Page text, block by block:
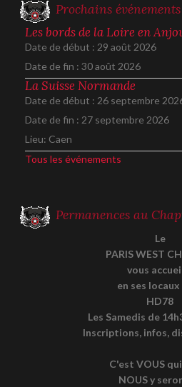
Prochains événements
Les bords de la Loire en
Date de début : 29 août 2026
Date de fin : 30 août 2026
La Suisse Normande
Date de début : 26 septembre
Date de fin : 27 septembre 2026
Lieu: Caen
Tous les événements
Permanences au
Le
PARIS WEST
vous
en ses locaux
HD78
Les Samedis de
Inscriptions, infos,
C'est VOUS
NOUS y